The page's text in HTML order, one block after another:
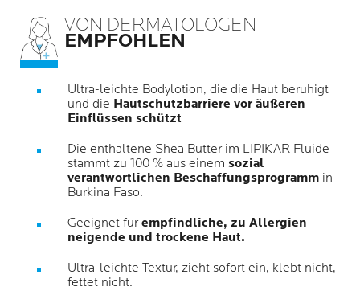
VON DERMATOLOGEN
EMPFOHLEN
Ultra-leichte Bodylotion, die die Haut beruhigt
und die Hautschutzbarriere vor äußeren
Einflüssen schützt
Die enthaltene Shea Butter im LIPIKAR Fluide
stammt zu 100 % aus einem sozial
verantwortlichen Beschaffungsprogramm in
Burkina Faso.
Geeignet fürempfindliche, zu Allergien
neigende und trockene Haut.
Ultra-leichte Textur, zieht sofort ein, klebt nicht,
fettet nicht.